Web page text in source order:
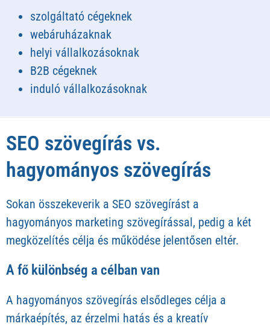
szolgáltató cégeknek
webáruházaknak
helyi vállalkozásoknak
B2B cégeknek
induló vállalkozásoknak
SEO szövegírás vs.
hagyományos szövegírás
Sokan összekeverik a SEO szövegírást a
hagyományos marketing szövegírással, pedig a két
megközelítés célja és működése jelentősen eltér.
A fő különbség a célban van
A hagyományos szövegírás elsődleges célja a
márkaépítés, az érzelmi hatás és a kreatív